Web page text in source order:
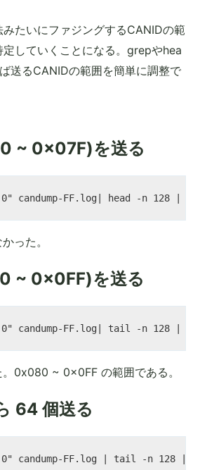
たいにファジングするCANIDの範
定していくことになる。grepやhea
送るCANIDの範囲を簡単に調整で
~ 0x07F)を送る
った。
~ 0x0FF)を送る
0x080 ~ 0x0FF の範囲である。
64 個送る